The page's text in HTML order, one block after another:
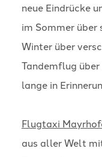
neue Eindrücke
im Sommer über
Winter über
Tandemflug
lange in
Flugtaxi
aus aller Welt